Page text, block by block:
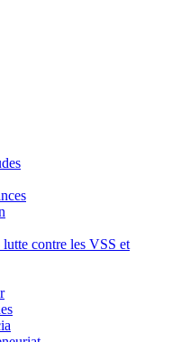
contre les VSS et